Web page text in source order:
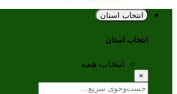
انتخاب استان
انتخاب استان
انتخاب همه
×